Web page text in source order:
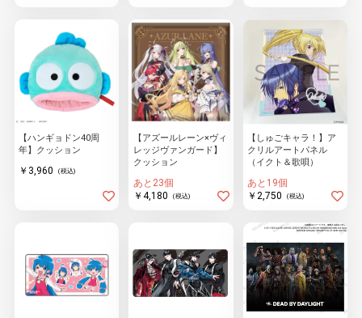
【ハンギョドン40周
年】クッション
￥3,960 (税込)
【アズールレーン×ヴィ
レッジヴァンガード】
クッション
あと23個
￥4,180
(税込)
【しゅごキャラ！】ア
クリルアートパネル
（イクト＆歌唄）
あと19個
￥2,750
(税込)